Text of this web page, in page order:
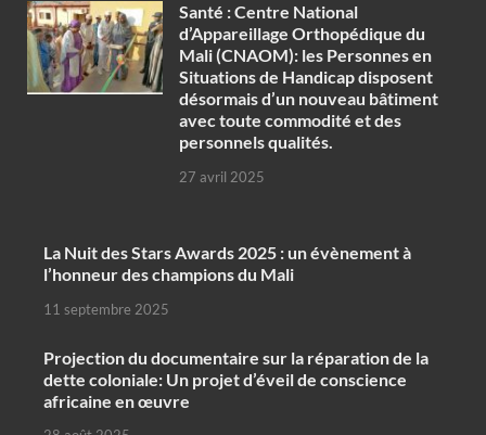
Santé : Centre National
d’Appareillage Orthopédique du
Mali (CNAOM): les Personnes en
Situations de Handicap disposent
désormais d’un nouveau bâtiment
avec toute commodité et des
personnels qualités.
27 avril 2025
‎La Nuit des Stars Awards 2025 : un évènement à
l’honneur des champions du Mali
11 septembre 2025
Projection du documentaire sur la réparation de la
dette coloniale: Un projet d’éveil de conscience
africaine en œuvre‎